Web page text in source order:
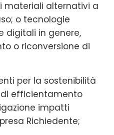
materiali alternativi a
o tecnologie
digitali in genere,
o riconversione di
per la sostenibilità
efficientamento
impatti
Richiedente;